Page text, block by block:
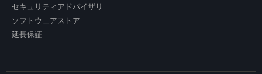
セキュリティアドバイザリ
ソフトウェアストア
延長保証